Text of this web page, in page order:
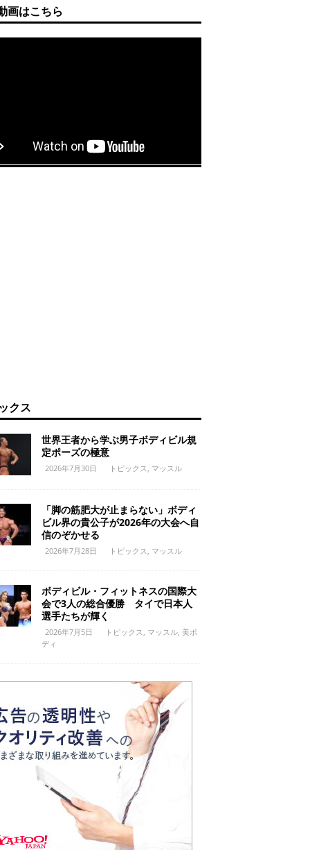
画はこちら
クス
世界王者から学ぶ男子ボディビル規
定ポーズの極意
2026年7月30日 トピックス マッスル
「脚の筋肥大が止まらない」ボディ
ビル界の貴公子が2026年の大会へ自
信のぞかせる
2026年7月28日 トピックス マッスル
ボディビル・フィットネスの国際大
会で3人の総合優勝 タイで日本人
選手たちが輝く
2026年7月5日 トピックス マッスル, 美ボ
ディ